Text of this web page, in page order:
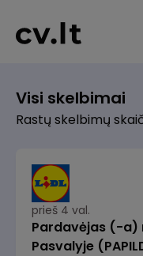
Visi skelbimai
Rastų skelbimų
prieš 4 val.
Pardavėjas (-a)
Pasvalyje